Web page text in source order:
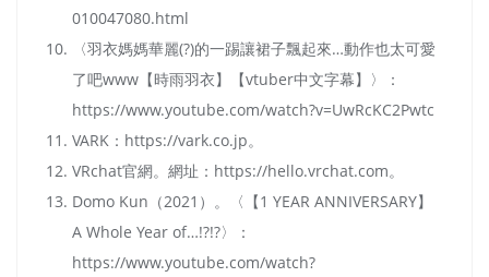
010047080.html
〈羽衣媽媽華麗(?)的一踢讓裙子飄起來…動作也太可愛
了吧www【時雨羽衣】【vtuber中文字幕】〉：
https://www.youtube.com/watch?v=UwRcKC2Pwtc
VARK：https://vark.co.jp。
VRchat官網。網址：https://hello.vrchat.com。
Domo Kun（2021）。〈【1 YEAR ANNIVERSARY】
A Whole Year of…!?!?〉：
https://www.youtube.com/watch?